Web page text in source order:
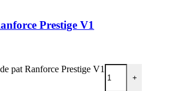
Prestige V1
pat Ranforce Prestige V1
+